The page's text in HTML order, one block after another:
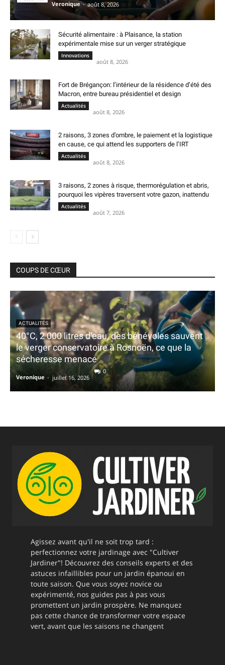
Veronique - août 8, 2026
Sécurité alimentaire : à Plaisance, la station
expérimentale mise sur un verger stratégique
Innovations
août 8, 2026
Fort de Brégançon: l’intérieur de la résidence d’été des
Macron, entre bureau présidentiel et design
Actualités
août 8, 2026
2 raisons, 3 zones d’ombre, le paiement et la logistique
en cause, ce qui attend les supporters de l’IRT
Actualités
août 8, 2026
3 raisons, 2 zones à risque, thermorégulation et abris,
pourquoi les vipères traversent votre gazon, inattendu
Actualités
août 7, 2026
COUPS DE CŒUR
ACTUALITÉS
40°C, 2 000 litres d’eau, des bénévoles sauvent
le verger conservatoire à Rosnoën, ce que la
sécheresse menace
Veronique - juillet 16, 2026
0
Agissez avant qu'il ne soit trop tard :
perfectionnez votre jardinage avec "Cultiver
Jardiner"! Découvrez des conseils experts et des
astuces infaillibles pour un jardin épanoui en
toute saison. Que vous soyez novice ou
expérimenté, nos guides pas à pas vous
promettent un jardin prospère. Ne manquez
pas cette chance de transformer votre espace
vert, avant que les saisons ne changent